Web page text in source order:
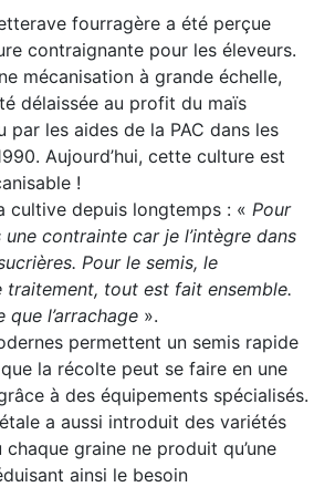
fourragère a été perçue
contraignante pour les éleveurs.
mécanisation à grande échelle,
délaissée au profit du maïs
par les aides de la PAC dans les
Aujourd’hui, cette culture est
!
cultive depuis longtemps : « Pour
une contrainte car je l’intègre dans
Pour le semis, le
traitement, tout est fait ensemble.
que l’arrachage ».
permettent un semis rapide
la récolte peut se faire en une
à des équipements spécialisés.
a aussi introduit des variétés
graine ne produit qu’une
ainsi le besoin